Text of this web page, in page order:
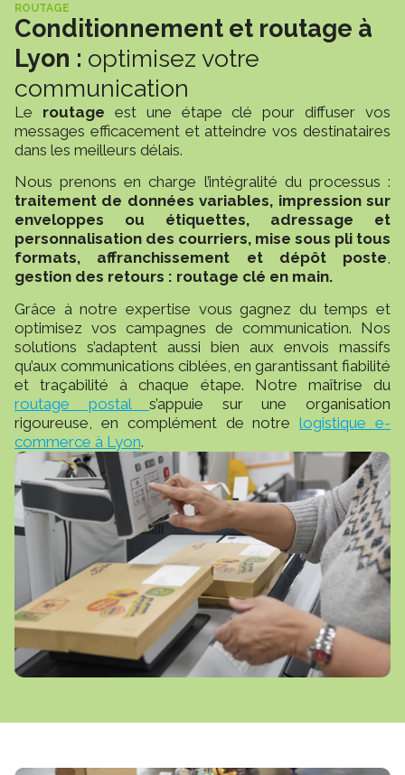
ROUTAGE
Conditionnement et routage à
Lyon : optimisez votre
communication
Le routage est une étape clé pour diffuser vos
messages efficacement et atteindre vos destinataires
dans les meilleurs délais.
Nous prenons en charge l’intégralité du processus :
traitement de données variables, impression sur
enveloppes ou étiquettes, adressage et
personnalisation des courriers, mise sous pli tous
formats, affranchissement et dépôt poste,
gestion des retours : routage clé en main.
Grâce à notre expertise vous gagnez du temps et
optimisez vos campagnes de communication. Nos
solutions s’adaptent aussi bien aux envois massifs
qu’aux communications ciblées, en garantissant fiabilité
et traçabilité à chaque étape. Notre maîtrise du
routage postals’appuie sur une organisation
rigoureuse, en complément de notrelogistique e-
commerce à Lyon.